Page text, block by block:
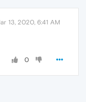
13, 2020, 6:41 AM
0